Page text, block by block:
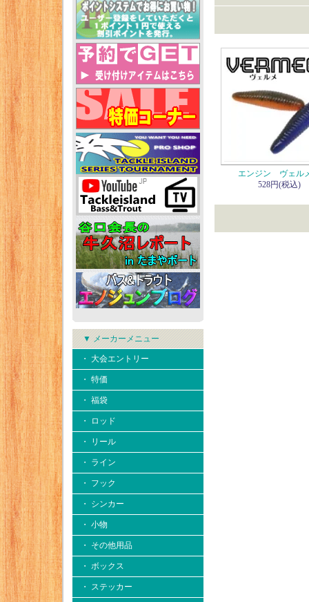
▼ メーカーメニュー
・ 大会エントリー
・ 特価
・ 福袋
・ ロッド
・ リール
・ ライン
・ フック
・ シンカー
・ 小物
・ その他用品
・ ボックス
・ ステッカー
エンジン ヴェル
528円(税込)